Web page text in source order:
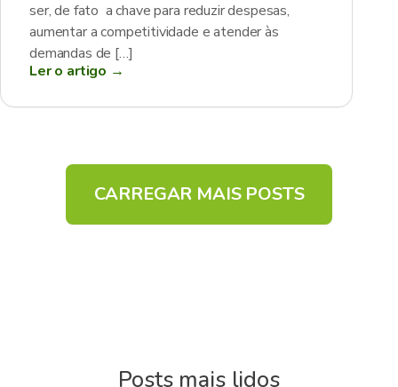
ser, de fato a chave para reduzir despesas,
aumentar a competitividade e atender às
demandas de […]
Ler o artigo →
CARREGAR MAIS POSTS
Posts mais lidos